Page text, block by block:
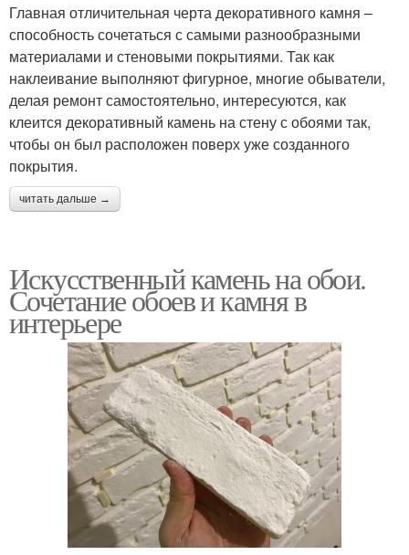
Главная отличительная черта декоративного камня –
способность сочетаться с самыми разнообразными
материалами и стеновыми покрытиями. Так как
наклеивание выполняют фигурное, многие обыватели,
делая ремонт самостоятельно, интересуются, как
клеится декоративный камень на стену с обоями так,
чтобы он был расположен поверх уже созданного
покрытия.
читать дальше →
Искусственный камень на обои.
Сочетание обоев и камня в
интерьере